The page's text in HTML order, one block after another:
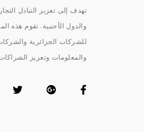
تهدف إلى تعزيز التبادل
والدول الأجنبية. تقوم هذه
للشركات الجزائرية
والمعلومات وتعزيز الشراكات